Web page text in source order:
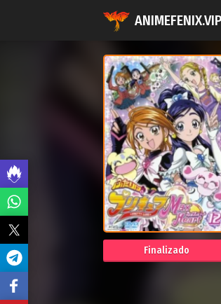
ANIMEFENIX.VIP
Finalizado